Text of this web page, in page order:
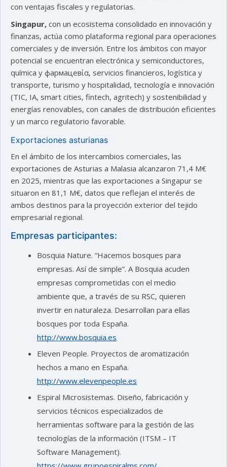
con ventajas fiscales y regulatorias.
Singapur, con un ecosistema consolidado en innovación y
finanzas, actúa como plataforma regional para operaciones
comerciales y de inversión. Entre los ámbitos con mayor
potencial se encuentran electrónica y semiconductores,
química y фармацевία, servicios financieros, logística y
transporte, turismo y hospitalidad, tecnología e innovación
(TIC, IA, smart cities, fintech, agritech) y sostenibilidad y
energías renovables, con canales de distribución eficientes
y un marco regulatorio favorable.
Exportaciones asturianas
En el ámbito de los intercambios comerciales, las
exportaciones de Asturias a Malasia alcanzaron 71,4 M€
en 2025, mientras que las exportaciones a Singapur se
situaron en 81,1 M€, datos que reflejan el interés de
ambos destinos para la proyección exterior del tejido
empresarial regional.
Empresas participantes:
Bosquia Nature. “Hacemos bosques para
empresas. Así de simple”. A Bosquia acuden
empresas comprometidas con el medio
ambiente que, a través de su RSC, quieren
invertir en naturaleza. Desarrollan para ellas
bosques por toda España.
http://www.bosquia.es
Eleven People. Proyectos de aromatización
hechos a mano en España.
http://www.elevenpeople.es
Espiral Microsistemas. Diseño, fabricación y
servicios técnicos especializados de
herramientas software para la gestión de las
tecnologías de la información (ITSM – IT
Software Management).